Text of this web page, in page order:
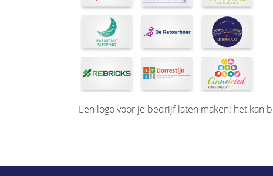
Een logo voor je bedrijf laten maken: het kan